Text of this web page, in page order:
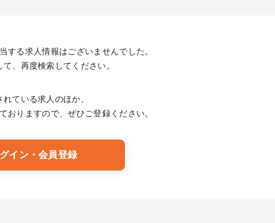
する求人情報はございませんでした。
、再度検索してください。
れている求人のほか、
おりますので、ぜひご登録ください。
イン・会員登録